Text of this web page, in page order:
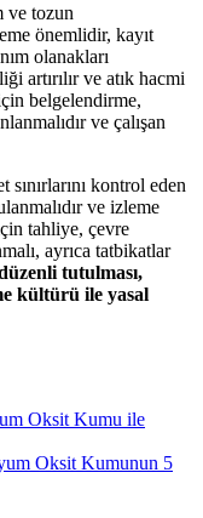
ve tozun
önemlidir, kayıt
olanakları
artırılır ve atık hacmi
belgelendirme,
ve çalışan
kontrol eden
ve izleme
tahliye, çevre
ayrıca tatbikatlar
tutulması,
kültürü ile yasal
Oksit Kumu ile
Oksit Kumunun 5